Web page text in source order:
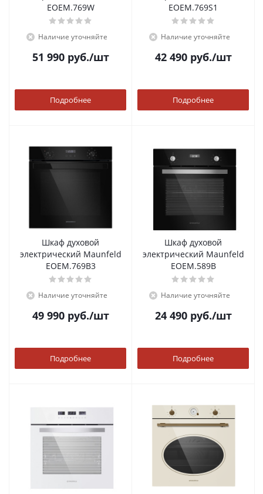
EOEM.769W
Наличие уточняйте
51 990руб./шт
Подробнее
EOEM.769S1
Наличие уточняйте
42 490руб./шт
Подробнее
Шкаф духовой
электрический Maunfeld
EOEM.769B3
Наличие уточняйте
49 990руб./шт
Подробнее
Шкаф духовой
электрический Maunfeld
EOEM.589B
Наличие уточняйте
24 490руб./шт
Подробнее